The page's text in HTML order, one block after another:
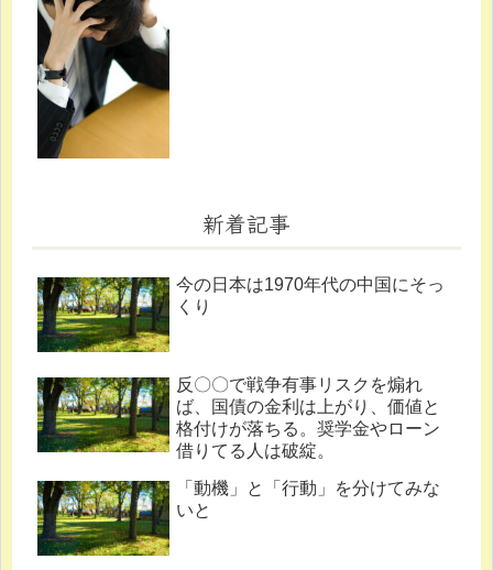
新着記事
今の日本は1970年代の中国にそっ
くり
反〇〇で戦争有事リスクを煽れ
ば、国債の金利は上がり、価値と
格付けが落ちる。奨学金やローン
借りてる人は破綻。
「動機」と「行動」を分けてみな
いと